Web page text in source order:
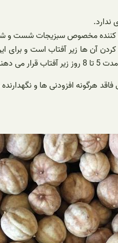
ندارد.
کننده مخصوص سبزیجات شست و
هرگونه افزودنی ها و